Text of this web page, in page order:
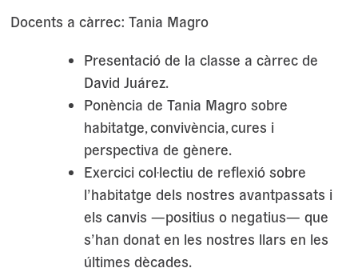
Docents a càrrec: Tania Magro
Presentació de la classe a càrrec de
David Juárez.
Ponència de Tania Magro sobre
habitatge, convivència, cures i
perspectiva de gènere.
Exercici col·lectiu de reflexió sobre
l’habitatge dels nostres avantpassats i
els canvis —positius o negatius— que
s’han donat en les nostres llars en les
últimes dècades.